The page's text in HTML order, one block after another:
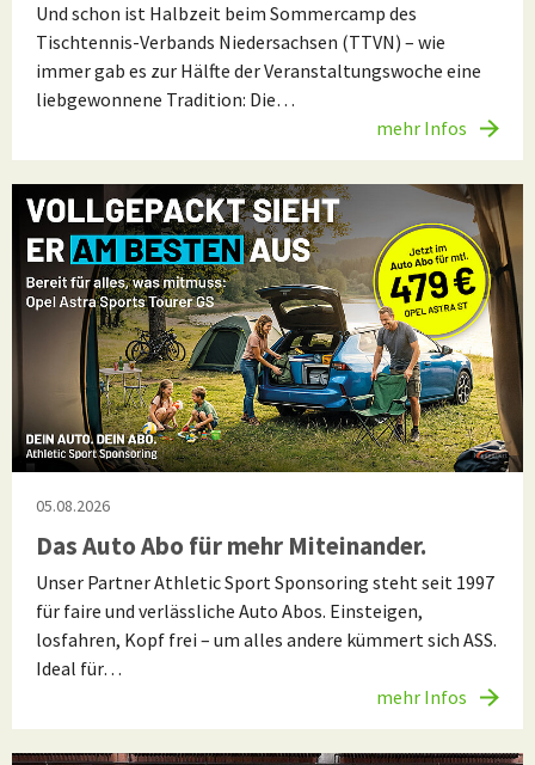
Und schon ist Halbzeit beim Sommercamp des
Tischtennis-Verbands Niedersachsen (TTVN) – wie
immer gab es zur Hälfte der Veranstaltungswoche eine
liebgewonnene Tradition: Die…
mehr Infos
05.08.2026
Das Auto Abo für mehr Miteinander.
Unser Partner Athletic Sport Sponsoring steht seit 1997
für faire und verlässliche Auto Abos. Einsteigen,
losfahren, Kopf frei – um alles andere kümmert sich ASS.
Ideal für…
mehr Infos